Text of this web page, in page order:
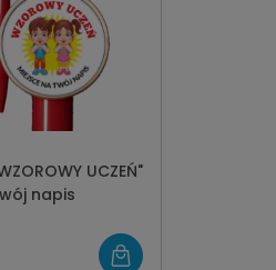
UCZEŃ"
napis